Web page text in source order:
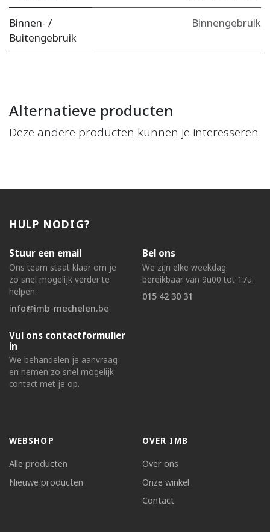
Binnen- /
Buitengebruik
Binnengebruik
Alternatieve producten
Deze andere producten kunnen je interesseren
HULP NODIG?
Stuur een email
Ons team staat klaar om je
zo snel mogelijk verder te
helpen.
info@imb-mechelen.be
Bel ons
We zijn elke weekdag
bereikbaar van 9u00 tot 17u.
015 42 30 31
Vul ons contactformulier
in
We behandelen je aanvraag
en nemen zo snel mogelijk
contact met je op.
WEBSHOP
Alle producten
Nieuwe producten
OVER IMB
Over ons
Onze winkel
Contact